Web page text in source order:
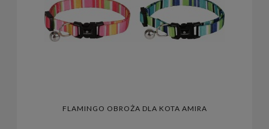
FLAMINGO OBROŻA DLA KOTA AMIRA